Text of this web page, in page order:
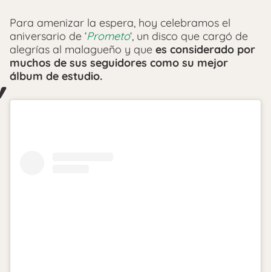
Para amenizar la espera, hoy celebramos el
aniversario de ‘Prometo‘, un disco que cargó de
alegrías al malagueño y que es considerado por
muchos de sus seguidores como su mejor
álbum de estudio.